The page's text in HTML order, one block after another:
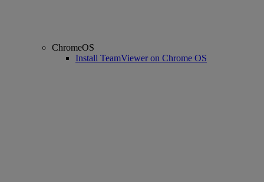
ChromeOS
Install TeamViewer on Chrome OS